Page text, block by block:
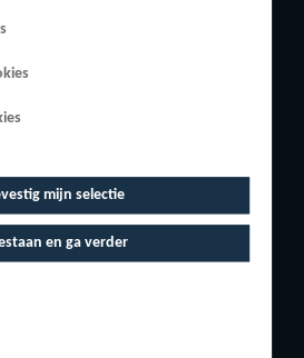
0486 – 473719
mijn selectie
en ga verder